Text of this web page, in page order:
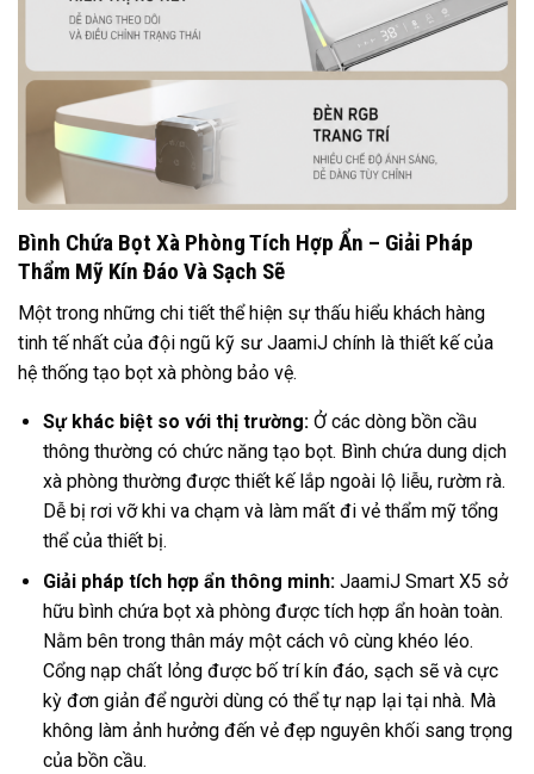
Bình Chứa Bọt Xà Phòng Tích Hợp Ẩn – Giải Pháp
Thẩm Mỹ Kín Đáo Và Sạch Sẽ
Một trong những chi tiết thể hiện sự thấu hiểu khách hàng
tinh tế nhất của đội ngũ kỹ sư JaamiJ chính là thiết kế của
hệ thống tạo bọt xà phòng bảo vệ.
Sự khác biệt so với thị trường:Ở các dòng bồn cầu
thông thường có chức năng tạo bọt. Bình chứa dung dịch
xà phòng thường được thiết kế lắp ngoài lộ liễu, rườm rà.
Dễ bị rơi vỡ khi va chạm và làm mất đi vẻ thẩm mỹ tổng
thể của thiết bị.
Giải pháp tích hợp ẩn thông minh:JaamiJ Smart X5 sở
hữu bình chứa bọt xà phòng được tích hợp ẩn hoàn toàn.
Nằm bên trong thân máy một cách vô cùng khéo léo.
Cổng nạp chất lỏng được bố trí kín đáo, sạch sẽ và cực
kỳ đơn giản để người dùng có thể tự nạp lại tại nhà. Mà
không làm ảnh hưởng đến vẻ đẹp nguyên khối sang trọng
của bồn cầu.